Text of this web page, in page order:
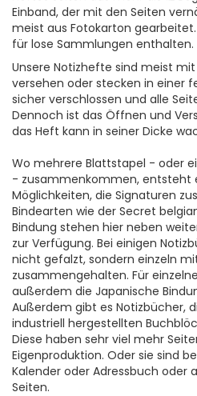
Einband, der mit den Seiten
meist aus Fotokarton
für lose Sammlungen enthalten.
Unsere Notizhefte sind meist
versehen oder stecken in einer
sicher verschlossen und alle
Dennoch ist das Öffnen und
das Heft kann in seiner Dicke
Wo mehrere Blattstapel - oder
- zusammenkommen, entsteht
Möglichkeiten, die Signaturen
Bindearten wie der Secret
Bindung stehen hier neben
zur Verfügung. Bei einigen
nicht gefalzt, sondern einzeln
zusammengehalten. Für
außerdem die Japanische
Außerdem gibt es Notizbücher,
industriell hergestellten
Diese haben sehr viel mehr
Eigenproduktion. Oder sie sind
Kalender oder Adressbuch
Seiten.